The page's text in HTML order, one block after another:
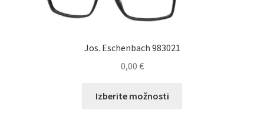
Jos. Eschenbach 983021
0,00 €
Izberite možnosti